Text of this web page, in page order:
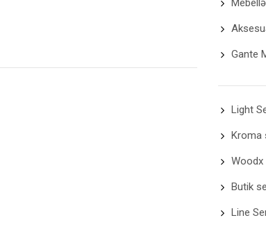
Gante
Light
Kroma
Woodx
Butik
Line